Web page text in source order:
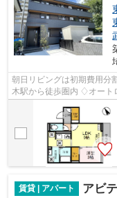
朝日リビングは初期費用分
木駅から徒歩圏内 ♢オート
賃貸 | アパート アビ